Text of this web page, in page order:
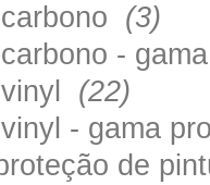
(3)
-
(22)
- gama
de